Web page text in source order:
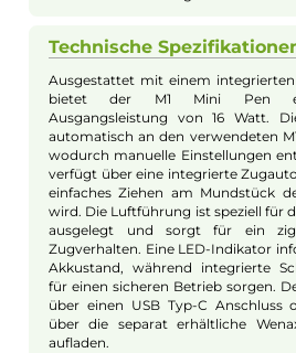
Beschreibung
GeekVape - Wenax M1
Design und
Der Wenax M1 Mini Pen
modernes und zugleich
gefertigt aus einer